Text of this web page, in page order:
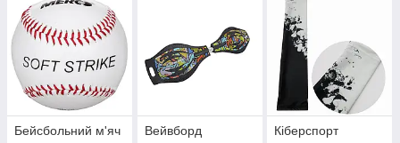
Бейсбольний м'яч Вейвборд Кіберспорт